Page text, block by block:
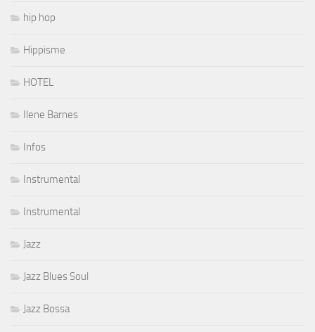
hip hop
Hippisme
HOTEL
Ilene Barnes
Infos
Instrumental
Instrumental
Jazz
Jazz Blues Soul
Jazz Bossa